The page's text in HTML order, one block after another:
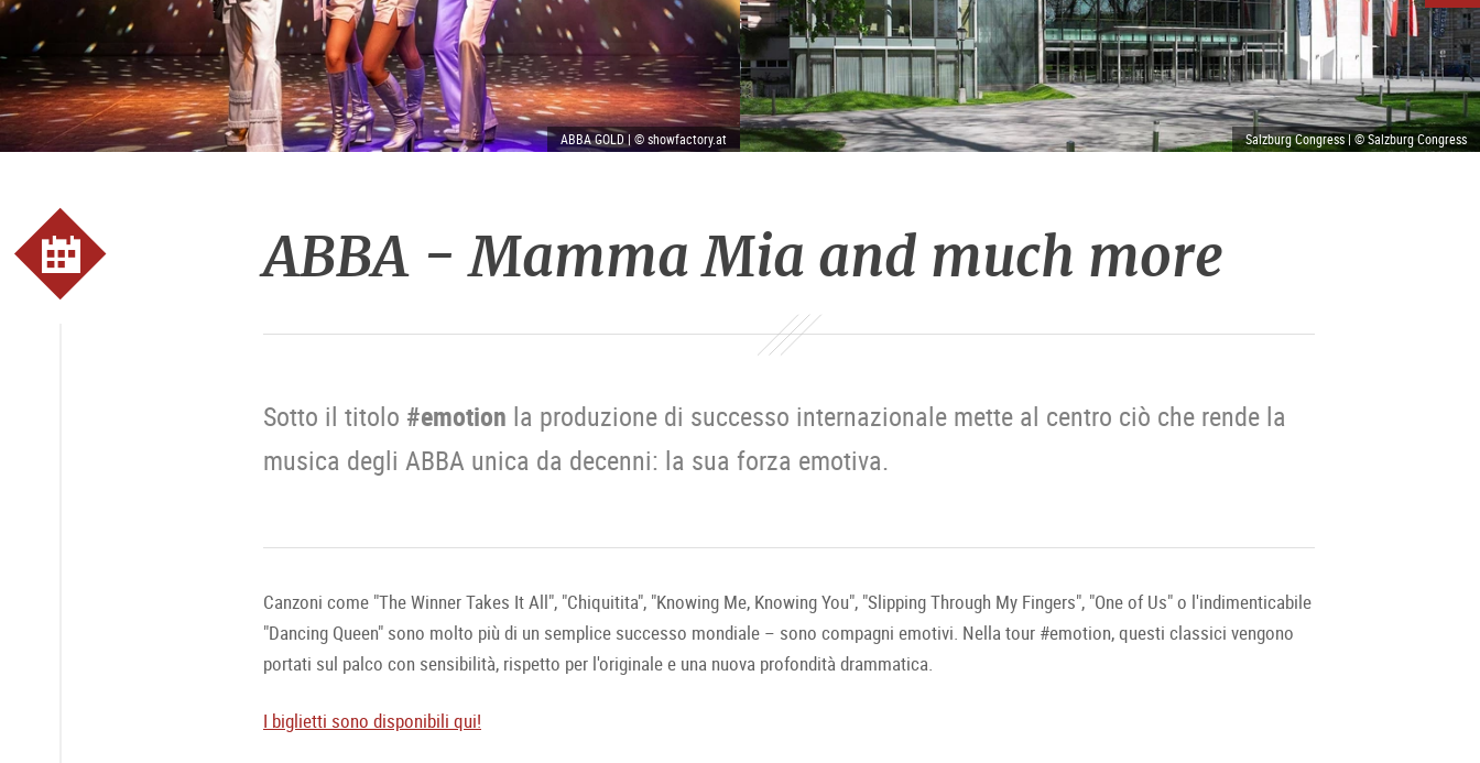
ABBA GOLD | © showfactory.at Salzburg Congress | © Salzburg Congress
ABBA - Mamma Mia and much more
Sotto il titolo #emotion la produzione di successo internazionale mette al centro ciò che rende la
musica degli ABBA unica da decenni: la sua forza emotiva.
Canzoni come "The Winner Takes It All", "Chiquitita", "Knowing Me, Knowing You", "Slipping Through My Fingers", "One of Us" o l'indimenticabile
"Dancing Queen" sono molto più di un semplice successo mondiale – sono compagni emotivi. Nella tour #emotion, questi classici vengono
portati sul palco con sensibilità, rispetto per l'originale e una nuova profondità drammatica.
I biglietti sono disponibili qui!